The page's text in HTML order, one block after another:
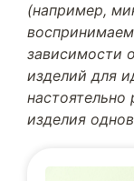
(например,
зависимости
изделий для
изделия